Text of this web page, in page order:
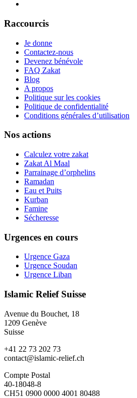
Raccourcis
Je donne
Contactez-nous
Devenez bénévole
FAQ Zakat
Blog
A propos
Politique sur les cookies
Politique de confidentialité
Conditions générales d’utilisation
Nos actions
Calculez votre zakat
Zakat Al Maal
Parrainage d’orphelins
Ramadan
Eau et Puits
Kurban
Famine
Sécheresse
Urgences en cours
Urgence Gaza
Urgence Soudan
Urgence Liban
Islamic Relief Suisse
Avenue du Bouchet, 18
1209 Genève
Suisse
+41 22 73 202 73
contact@islamic-relief.ch
Compte Postal
40-18048-8
CH51 0900 0000 4001 80488